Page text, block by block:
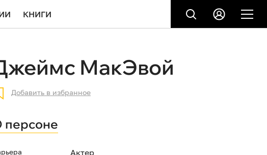
КНИГИ
МакЭвой
Добавить в избранное
персоне
Актер